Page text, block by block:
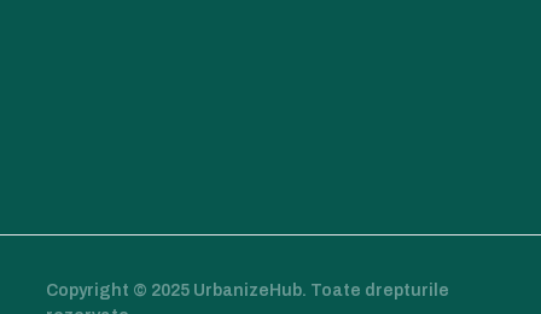
Copyright © 2025 UrbanizeHub. Toate drepturile